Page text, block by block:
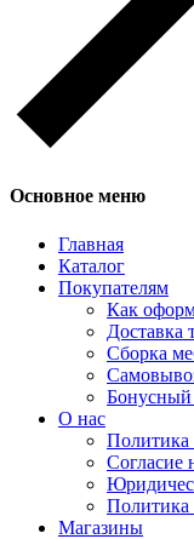
Основное меню
Главная
Каталог
Покупателям
Как
Доставка
Сборка
Бонусный
О нас
Политика
Согласие
Политика
Магазины